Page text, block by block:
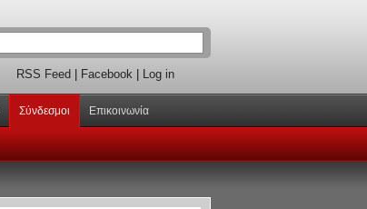
RSS Feed Facebook Log in
Σύνδεσμοι Επικοινωνία